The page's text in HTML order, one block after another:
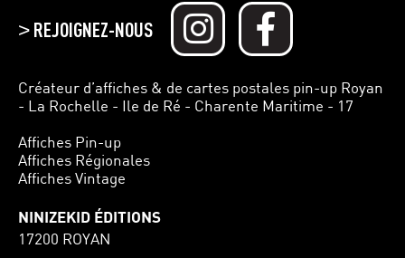
>REJOIGNEZ-NOUS
Créateur d’affiches & de cartes postales pin-up Royan
- La Rochelle - Ile de Ré - Charente Maritime - 17
Affiches Pin-up
Affiches Régionales
Affiches Vintage
NINIZEKID ÉDITIONS
17200 ROYAN